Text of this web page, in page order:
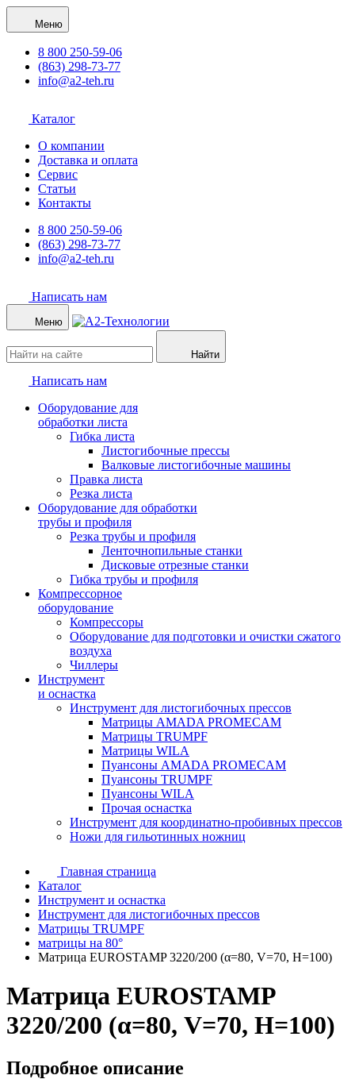
Меню
8 800 250-59-06
(863) 298-73-77
info@a2-teh.ru
Каталог
О компании
Доставка и оплата
Сервис
Статьи
Контакты
8 800 250-59-06
(863) 298-73-77
info@a2-teh.ru
Написать нам
Меню
Найти
Написать нам
Оборудование для
обработки листа
Гибка листа
Листогибочные прессы
Валковые листогибочные машины
Правка листа
Резка листа
Оборудование для обработки
трубы и профиля
Резка трубы и профиля
Ленточнопильные станки
Дисковые отрезные станки
Гибка трубы и профиля
Компрессорное
оборудование
Компрессоры
Оборудование для подготовки и очистки сжатого
воздуха
Чиллеры
Инструмент
и оснастка
Инструмент для листогибочных прессов
Матрицы AMADA PROMECAM
Матрицы TRUMPF
Матрицы WILA
Пуансоны AMADA PROMECAM
Пуансоны TRUMPF
Пуансоны WILA
Прочая оснастка
Инструмент для координатно-пробивных прессов
Ножи для гильотинных ножниц
Главная страница
Каталог
Инструмент и оснастка
Инструмент для листогибочных прессов
Матрицы TRUMPF
матрицы на 80°
Матрица EUROSTAMP 3220/200 (α=80, V=70, H=100)
Матрица EUROSTAMP
3220/200 (α=80, V=70, H=100)
Подробное описание